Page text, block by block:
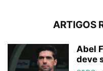
ARTIGOS
Abel
deve